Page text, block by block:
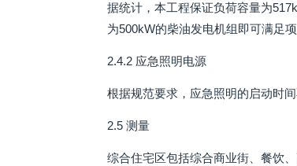
据统计，本工程保证负荷容量为
为500kW的柴油发电机组即可满足项
2.4.2 应急照明电源
根据规范要求，应急照明的启动时
2.5 测量
综合住宅区包括综合商业街、餐饮